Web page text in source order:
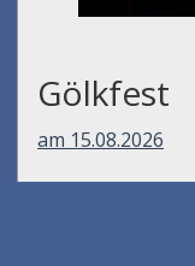
Gölkfest
am 15.08.2026